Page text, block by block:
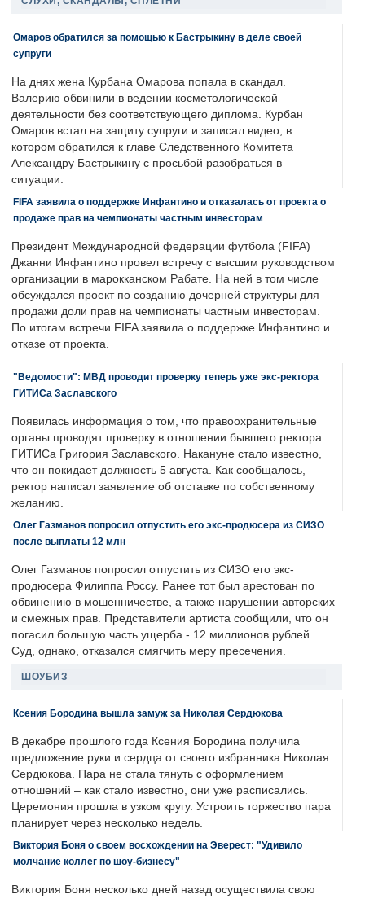
Омаров обратился за помощью к Бастрыкину в деле своей
супруги
На днях жена Курбана Омарова попала в скандал.
Валерию обвинили в ведении косметологической
деятельности без соответствующего диплома. Курбан
Омаров встал на защиту супруги и записал видео, в
котором обратился к главе Следственного Комитета
Александру Бастрыкину с просьбой разобраться в
ситуации.
FIFA заявила о поддержке Инфантино и отказалась от проекта о
продаже прав на чемпионаты частным инвесторам
Президент Международной федерации футбола (FIFA)
Джанни Инфантино провел встречу с высшим руководством
организации в марокканском Рабате. На ней в том числе
обсуждался проект по созданию дочерней структуры для
продажи доли прав на чемпионаты частным инвесторам.
По итогам встречи FIFA заявила о поддержке Инфантино и
отказе от проекта.
"Ведомости": МВД проводит проверку теперь уже экс-ректора
ГИТИСа Заславского
Появилась информация о том, что правоохранительные
органы проводят проверку в отношении бывшего ректора
ГИТИСа Григория Заславского. Накануне стало известно,
что он покидает должность 5 августа. Как сообщалось,
ректор написал заявление об отставке по собственному
желанию.
Олег Газманов попросил отпустить его экс-продюсера из СИЗО
после выплаты 12 млн
Олег Газманов попросил отпустить из СИЗО его экс-
продюсера Филиппа Россу. Ранее тот был арестован по
обвинению в мошенничестве, а также нарушении авторских
и смежных прав. Представители артиста сообщили, что он
погасил большую часть ущерба - 12 миллионов рублей.
Суд, однако, отказался смягчить меру пресечения.
ШОУБИЗ
Ксения Бородина вышла замуж за Николая Сердюкова
В декабре прошлого года Ксения Бородина получила
предложение руки и сердца от своего избранника Николая
Сердюкова. Пара не стала тянуть с оформлением
отношений – как стало известно, они уже расписались.
Церемония прошла в узком кругу. Устроить торжество пара
планирует через несколько недель.
Виктория Боня о своем восхождении на Эверест: "Удивило
молчание коллег по шоу-бизнесу"
Виктория Боня несколько дней назад осуществила свою